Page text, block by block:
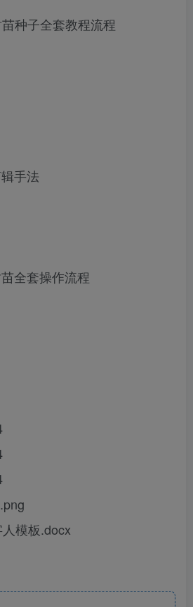
种子全套教程流程
手法
全套操作流程
模板.docx